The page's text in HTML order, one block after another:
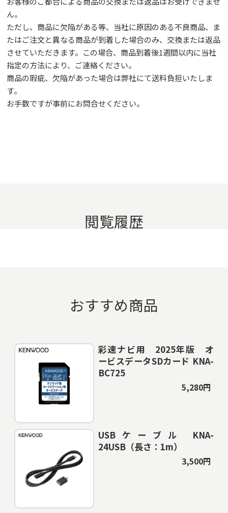
ん。
ただし、 商品に欠陥がある等、当社に原因のある不良商品、ま
たはご注文と異なる商品が到着した場合のみ、交換または返品
させていただきます。この場合、商品到着後1週間以内に当社
指定の方法により、ご連絡ください。
商品の瑕疵、欠陥があった場合は弊社にて送料負担いたしま
す。
お手数ですが事前にお問合せください。
閲覧履歴
おすすめ商品
彩速ナビ用 2025年版 オ
ービスデータSDカード KNA-
BC725
5,280円
USBケーブル KNA-
24USB（長さ：1m）
3,500円